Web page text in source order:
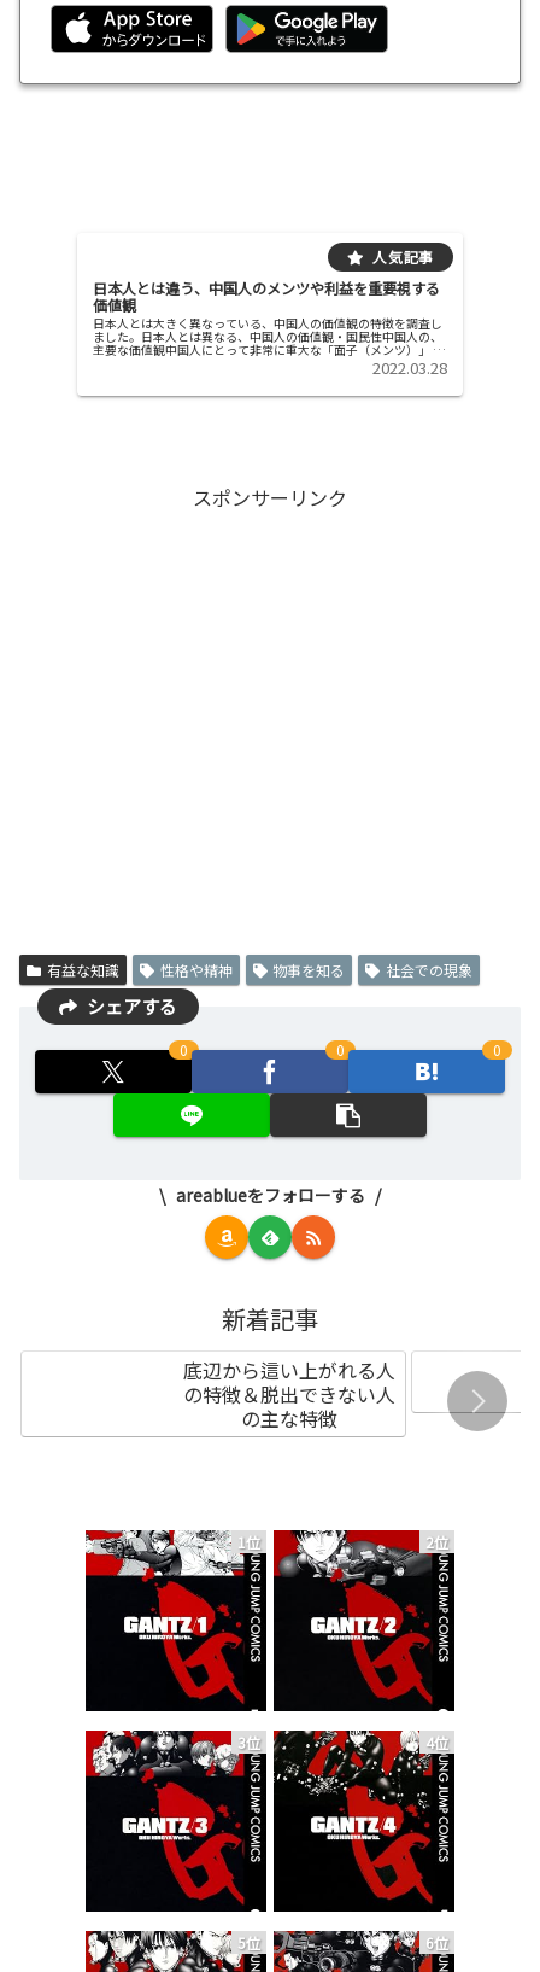
日本人とは違う、中国人のメンツや利益を重要視する
価値観
日本人とは大きく異なっている、中国人の価値観の特徴を調査し
ました。日本人とは異なる、中国人の価値観・国民性中国人の、
主要な価値観中国人にとって非常に重大な「面子（メンツ）」 中
国人は、面子（メンツ、中国語であり、世間に対する体裁のこ
2022.03.28
スポンサーリンク
有益な知識 性格や精神 物事を知る 社会での現象
シェアする
0 0 0
areablueをフォローする
新着記事
底辺から這い上がれる人
の特徴＆脱出できない人
の主な特徴
1位 2位
3位 4位
5位 6位